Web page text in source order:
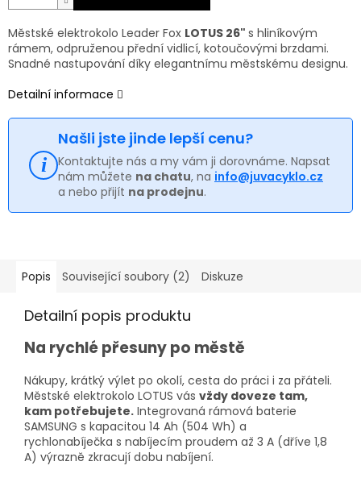
Městské elektrokolo Leader Fox LOTUS 26" s hliníkovým
rámem, odpruženou přední vidlicí, kotoučovými brzdami.
Snadné nastupování díky elegantnímu městskému designu.
Detailní informace
Našli jste jinde lepší cenu?
Kontaktujte nás a my vám ji dorovnáme. Napsat
nám můžete na chatu, na info@juvacyklo.cz
a nebo přijít na prodejnu.
Popis Související soubory (2) Diskuze
Detailní popis produktu
Na rychlé přesuny po městě
Nákupy, krátký výlet po okolí, cesta do práci i za přáteli.
Městské elektrokolo LOTUS vás vždy doveze tam,
kam potřebujete. Integrovaná rámová baterie
SAMSUNG s kapacitou 14 Ah (504 Wh) a
rychlonabíječka s nabíjecím proudem až 3 A (dříve 1,8
A) výrazně zkracují dobu nabíjení.